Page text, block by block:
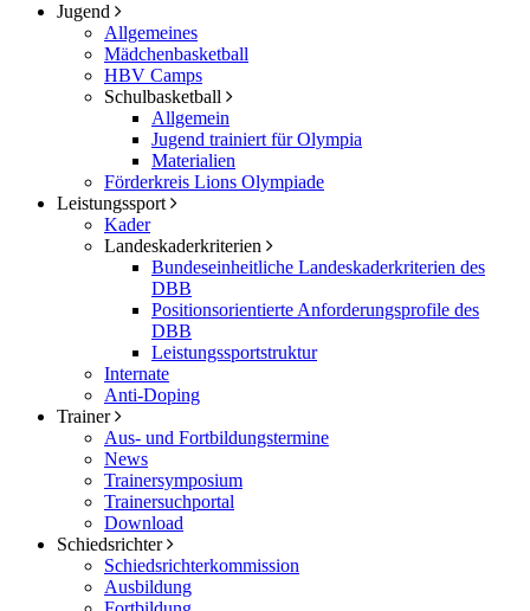
Jugend
Allgemeines
Mädchenbasketball
HBV Camps
Schulbasketball
Allgemein
Jugend trainiert für Olympia
Materialien
Förderkreis Lions Olympiade
Leistungssport
Kader
Landeskaderkriterien
Bundeseinheitliche Landeskaderkriterien des
DBB
Positionsorientierte Anforderungsprofile des
DBB
Leistungssportstruktur
Internate
Anti-Doping
Trainer
Aus- und Fortbildungstermine
News
Trainersymposium
Trainersuchportal
Download
Schiedsrichter
Schiedsrichterkommission
Ausbildung